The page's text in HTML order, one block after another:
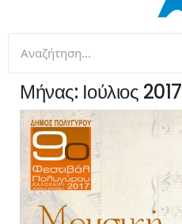
Μήνας: Ιούλιος 2017